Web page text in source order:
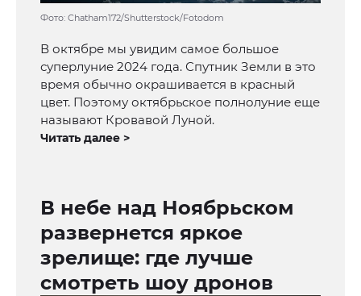
Фото: Chatham172/Shutterstock/Fotodom
В октябре мы увидим самое большое
суперлуние 2024 года. Спутник Земли в это
время обычно окрашивается в красный
цвет. Поэтому октябрьское полнолуние еще
называют Кровавой Луной.
Читать далее >
В небе над Ноябрьском
развернется яркое
зрелище: где лучше
смотреть шоу дронов